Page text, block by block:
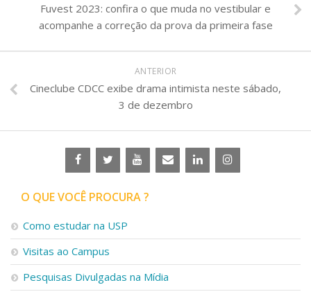
Fuvest 2023: confira o que muda no vestibular e
acompanhe a correção da prova da primeira fase
ANTERIOR
Cineclube CDCC exibe drama intimista neste sábado,
3 de dezembro
O QUE VOCÊ PROCURA ?
Como estudar na USP
Visitas ao Campus
Pesquisas Divulgadas na Mídia